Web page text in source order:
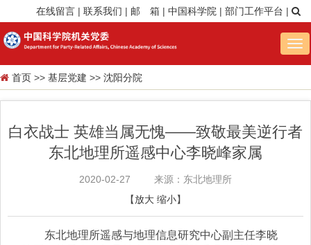
在线留言 | 联系我们 | 邮 箱 | 中国科学院 | 部门工作平台 |
首页 >> 基层党建 >> 沈阳分院
白衣战士 英雄当属无愧——致敬最美逆行者
东北地理所遥感中心李晓峰家属
2020-02-27
来源：东北地理所
【放大 缩小】
东北地理所遥感与地理信息研究中心副主任李晓